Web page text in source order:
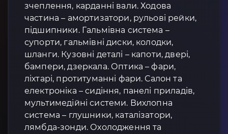
зчеплення, карданні вали. Ходова
частина – амортизатори, рульові рейки,
підшипники. Гальмівна система –
супорти, гальмівні диски, колодки,
шланги. Кузовні деталі – капоти, двері,
бампери, дзеркала. Оптика – фари,
ліхтарі, протитуманні фари. Салон та
електроніка – сидіння, панелі приладів,
мультимедійні системи. Вихлопна
система – глушники, каталізатори,
лямбда-зонди. Охолодження та